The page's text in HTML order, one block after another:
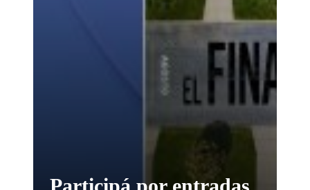
Participá por entradas